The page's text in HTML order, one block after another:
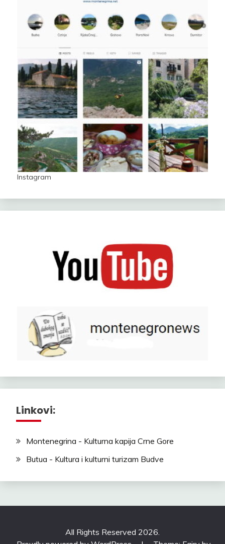
Instagram
Linkovi:
Montenegrina - Kulturna kapija Crne Gore
Butua - Kultura i kulturni turizam Budve
All Rights Reserved 2026.